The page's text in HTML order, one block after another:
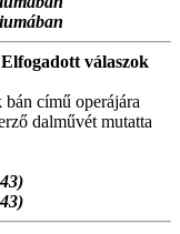
Elfogadott válaszok
című operájára
dalművét mutatta